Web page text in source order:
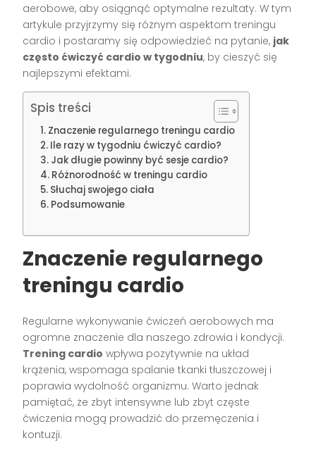
aerobowe, aby osiągnąć optymalne rezultaty. W tym
artykule przyjrzymy się różnym aspektom treningu
cardio i postaramy się odpowiedzieć na pytanie, jak
często ćwiczyć cardio w tygodniu, by cieszyć się
najlepszymi efektami.
Spis treści
Znaczenie regularnego treningu cardio
Ile razy w tygodniu ćwiczyć cardio?
Jak długie powinny być sesje cardio?
Różnorodność w treningu cardio
Słuchaj swojego ciała
Podsumowanie
Znaczenie regularnego
treningu cardio
Regularne wykonywanie ćwiczeń aerobowych ma
ogromne znaczenie dla naszego zdrowia i kondycji.
Trening cardio wpływa pozytywnie na układ
krążenia, wspomaga spalanie tkanki tłuszczowej i
poprawia wydolność organizmu. Warto jednak
pamiętać, że zbyt intensywne lub zbyt częste
ćwiczenia mogą prowadzić do przemęczenia i
kontuzji.